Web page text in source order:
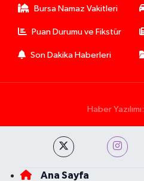
Bursa Namaz Vakitleri
Puan Durumu ve Fikstür
Son Dakika Haberleri
Haber Yazılımı:
Ana Sayfa